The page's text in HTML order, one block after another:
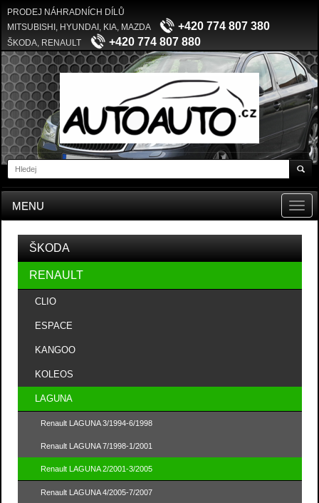
PRODEJ NÁHRADNÍCH DÍLŮ
MITSUBISHI, HYUNDAI, KIA, MAZDA
+420 774 807 380
ŠKODA, RENAULT +420 774 807 880
MENU
ŠKODA
RENAULT
CLIO
ESPACE
KANGOO
KOLEOS
LAGUNA
Renault LAGUNA 3/1994-6/1998
Renault LAGUNA 7/1998-1/2001
Renault LAGUNA 2/2001-3/2005
Renault LAGUNA 4/2005-7/2007